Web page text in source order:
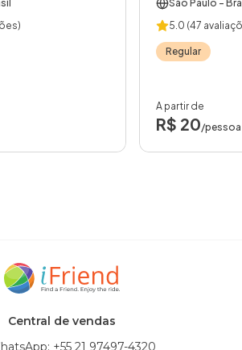
São Paulo -
5.0 (47
Regular
A partir de
R$ 20/pessoa
Central de vendas
+55 21 97497-4320